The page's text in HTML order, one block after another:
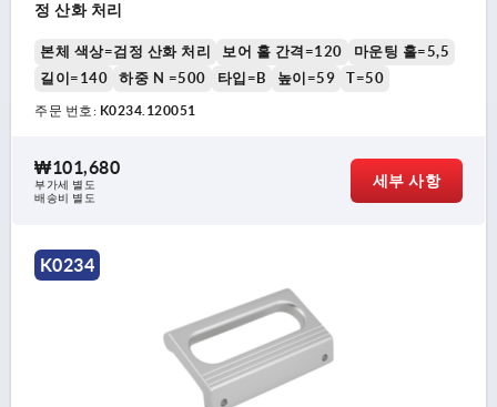
정 산화 처리
본체 색상=검정 산화 처리 보어 홀 간격=120
마운팅 홀=5,5
길이=140
하중 N =500 타입=B 높이=59 T=50
주문 번호: K0234.120051
₩101,680
부가세 별도
배송비 별도
세부 사항
K0234